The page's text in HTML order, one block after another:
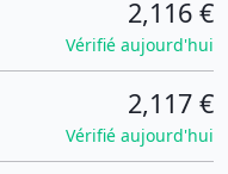
2,116 €
Vérifié aujourd'hui
2,117 €
Vérifié aujourd'hui